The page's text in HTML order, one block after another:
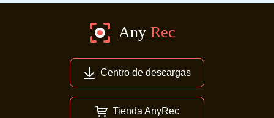
Centro de descargas
Tienda AnyRec